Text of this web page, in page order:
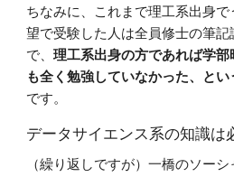
ちなみに、これまで理工系出身
望で受験した人は全員修士の筆
で、理工系出身の方であれば学
も全く勉強していなかった、と
です。
データサイエンス系の知識は
（繰り返しですが）一橋のソー